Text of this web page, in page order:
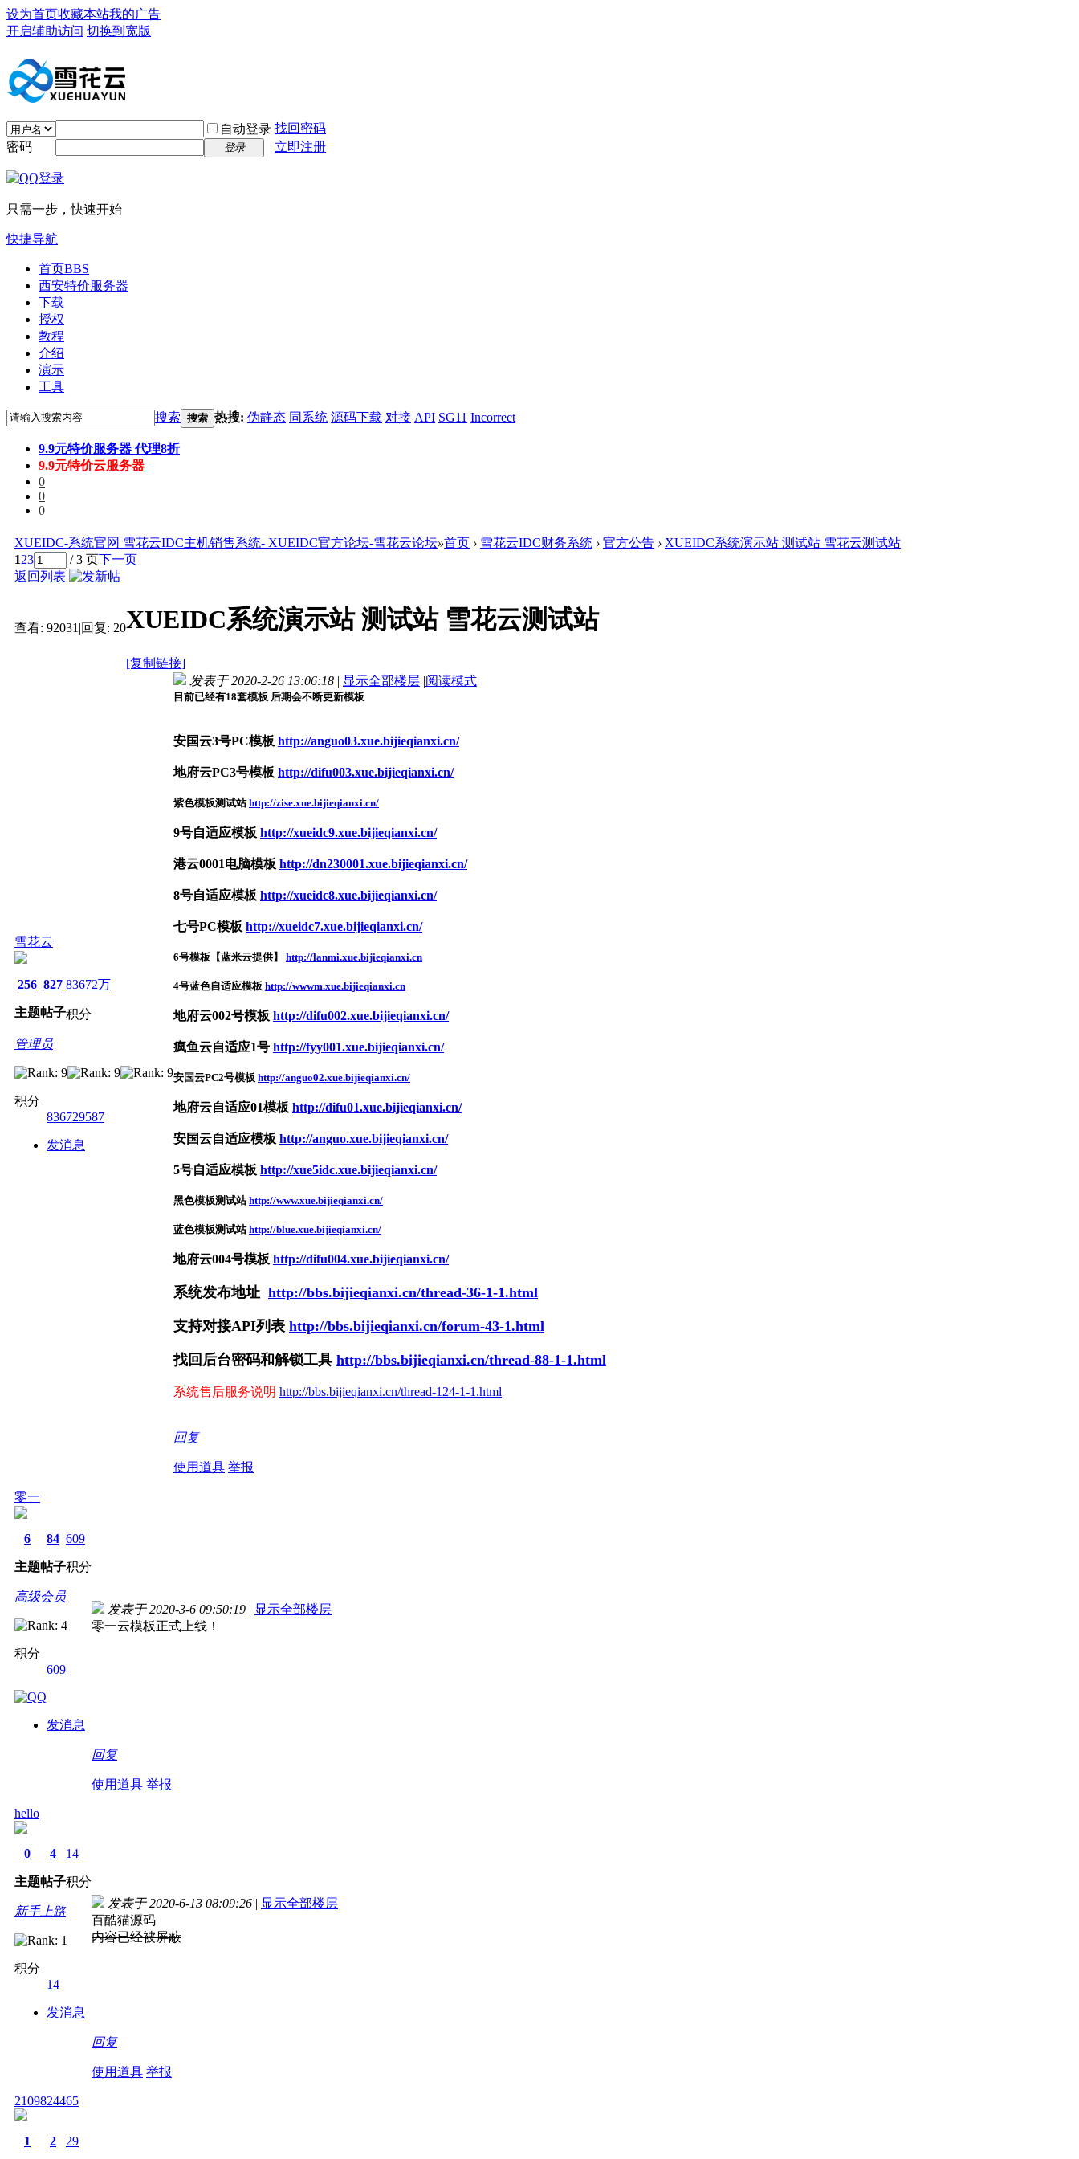
设为首页收藏本站我的广告
开启辅助访问 切换到宽版
自动登录 找回密码
密码
登录 立即注册
只需一步，快速开始
快捷导航
首页BBS
西安特价服务器
下载
授权
教程
介绍
演示
工具
搜索 搜索 热搜: 伪静态 同系统 源码下载 对接 API SG11 Incorrect
9.9元特价服务器 代理8折
9.9元特价云服务器
0
0
0
XUEIDC-系统官网 雪花云IDC主机销售系统- XUEIDC官方论坛-雪花云论坛»首页 › 雪花云IDC财务系统 › 官方公告 › XUEIDC系统演示站 测试站 雪花云测试站
123 / 3 页下一页
返回列表
查看: 92031 |回复: 20XUEIDC系统演示站 测试站 雪花云测试站
[复制链接]
雪花云
256
主题
827
帖子
83672万
积分
管理员
积分
836729587
发消息
发表于 2020-2-26 13:06:18 | 显示全部楼层 |阅读模式
目前已经有18套模板 后期会不断更新模板
安国云3号PC模板 http://anguo03.xue.bijieqianxi.cn/
地府云PC3号模板 http://difu003.xue.bijieqianxi.cn/
紫色模板测试站http://zise.xue.bijieqianxi.cn/
9号自适应模板 http://xueidc9.xue.bijieqianxi.cn/
港云0001电脑模板 http://dn230001.xue.bijieqianxi.cn/
8号自适应模板 http://xueidc8.xue.bijieqianxi.cn/
七号PC模板 http://xueidc7.xue.bijieqianxi.cn/
6号模板【蓝米云提供】 http://lanmi.xue.bijieqianxi.cn
4号蓝色自适应模板 http://wwwm.xue.bijieqianxi.cn
地府云002号模板 http://difu002.xue.bijieqianxi.cn/
疯鱼云自适应1号 http://fyy001.xue.bijieqianxi.cn/
安国云PC2号模板 http://anguo02.xue.bijieqianxi.cn/
地府云自适应01模板 http://difu01.xue.bijieqianxi.cn/
安国云自适应模板 http://anguo.xue.bijieqianxi.cn/
5号自适应模板 http://xue5idc.xue.bijieqianxi.cn/
黑色模板测试站http://www.xue.bijieqianxi.cn/
蓝色模板测试站http://blue.xue.bijieqianxi.cn/
地府云004号模板 http://difu004.xue.bijieqianxi.cn/
系统发布地址 http://bbs.bijieqianxi.cn/thread-36-1-1.html
支持对接API列表 http://bbs.bijieqianxi.cn/forum-43-1.html
找回后台密码和解锁工具 http://bbs.bijieqianxi.cn/thread-88-1-1.html
系统售后服务说明 http://bbs.bijieqianxi.cn/thread-124-1-1.html
回复
使用道具 举报
零一
6
主题
84
帖子
609
积分
高级会员
积分
609
发消息
发表于 2020-3-6 09:50:19 | 显示全部楼层
零一云模板正式上线！
回复
使用道具 举报
hello
0
主题
4
帖子
14
积分
新手上路
积分
14
发消息
发表于 2020-6-13 08:09:26 | 显示全部楼层
百酷猫源码
内容已经被屏蔽
回复
使用道具 举报
2109824465
1 2 29